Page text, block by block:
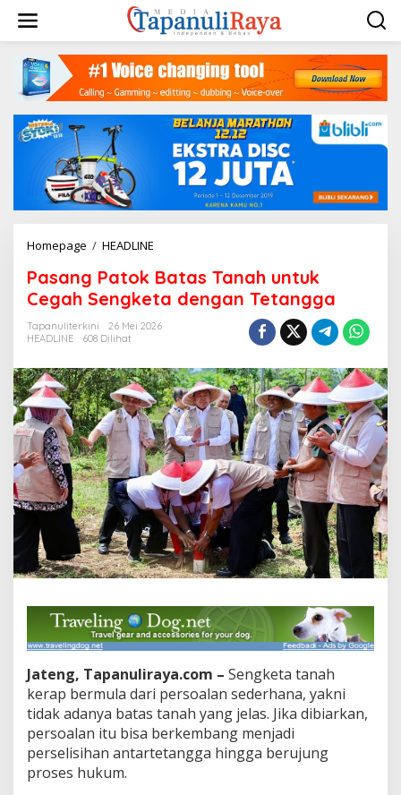
konten
Homepage / HEADLINE
Batas
Tanah
untuk
Cegah
Tetangga
Pasang Patok Batas Tanah untuk
Cegah Sengketa dengan Tetangga
Tapanuliterkini
26 Mei 2026
HEADLINE
608 Dilihat
Jateng, Tapanuliraya.com – Sengketa tanah
kerap bermula dari persoalan sederhana, yakni
tidak adanya batas tanah yang jelas. Jika dibiarkan,
persoalan itu bisa berkembang menjadi
perselisihan antartetangga hingga berujung
proses hukum.